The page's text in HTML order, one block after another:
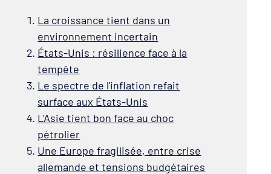
La croissance tient dans un
environnement incertain
États-Unis : résilience face à la
tempête
Le spectre de l'inflation refait
surface aux États-Unis
L'Asie tient bon face au choc
pétrolier
Une Europe fragilisée, entre crise
allemande et tensions budgétaires